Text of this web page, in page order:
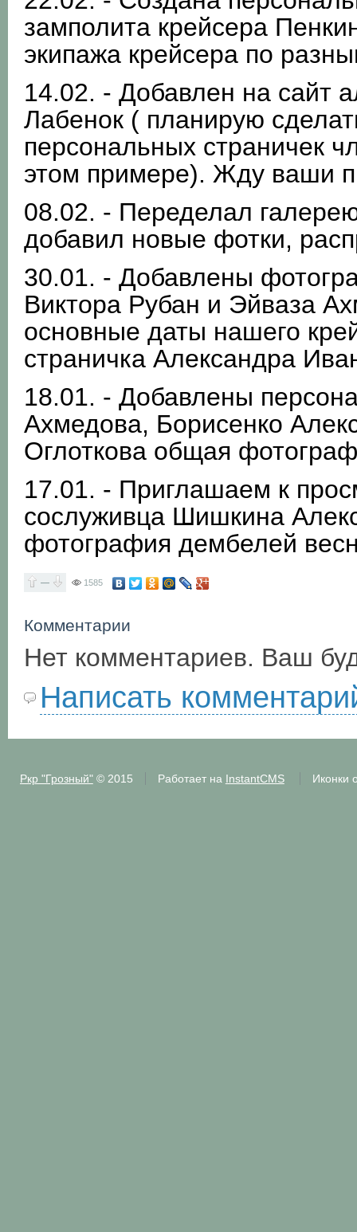
замполита крейсера
экипажа крейсера по
14.02. - Добавлен на сайт
Лабенок ( планирую
персональных страничек
этом примере). Жду ваши
08.02. - Переделал
добавил новые фотки,
30.01. - Добавлены
Виктора Рубан и Эйваза
основные даты нашего
страничка Александра
18.01. - Добавлены
Ахмедова, Борисенко
Оглоткова общая
17.01. - Приглашаем к
сослуживца Шишкина
фотография дембелей
— 1585
Комментарии
Нет комментариев. Ваш
Написать
Ркр "Грозный"© 2015 Работает на InstantCMS Иконки